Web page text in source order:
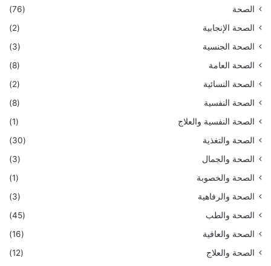
الصحة
(76)
الصحة الإنجابية
(2)
الصحة الجنسية
(3)
الصحة العامة
(8)
الصحة النسائية
(2)
الصحة النفسية
(8)
الصحة النفسية والعلاج
(1)
الصحة والتغذية
(30)
الصحة والجمال
(3)
الصحة والخصوبة
(1)
الصحة والرفاهية
(3)
الصحة والطب
(45)
الصحة والعافية
(16)
الصحة والعلاج
(12)